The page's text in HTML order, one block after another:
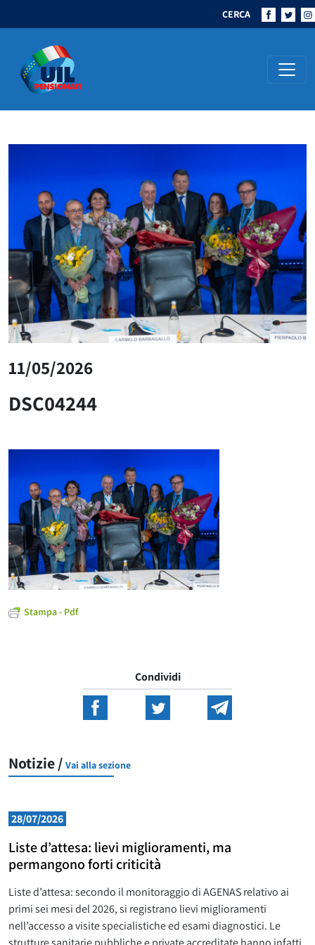
CERCA
Navigazione principale
11/05/2026
DSC04244
Stampa - Pdf
Condividi
Notizie / Vai alla sezione
28/07/2026
Liste d’attesa: lievi miglioramenti, ma
permangono forti criticità
Liste d’attesa: secondo il monitoraggio di AGENAS relativo ai
primi sei mesi del 2026, si registrano lievi miglioramenti
nell’accesso a visite specialistiche ed esami diagnostici. Le